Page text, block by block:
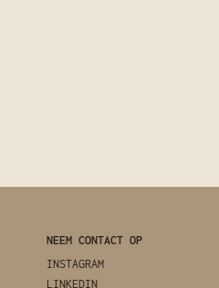
NEEM CONTACT OP
INSTAGRAM
LINKEDIN